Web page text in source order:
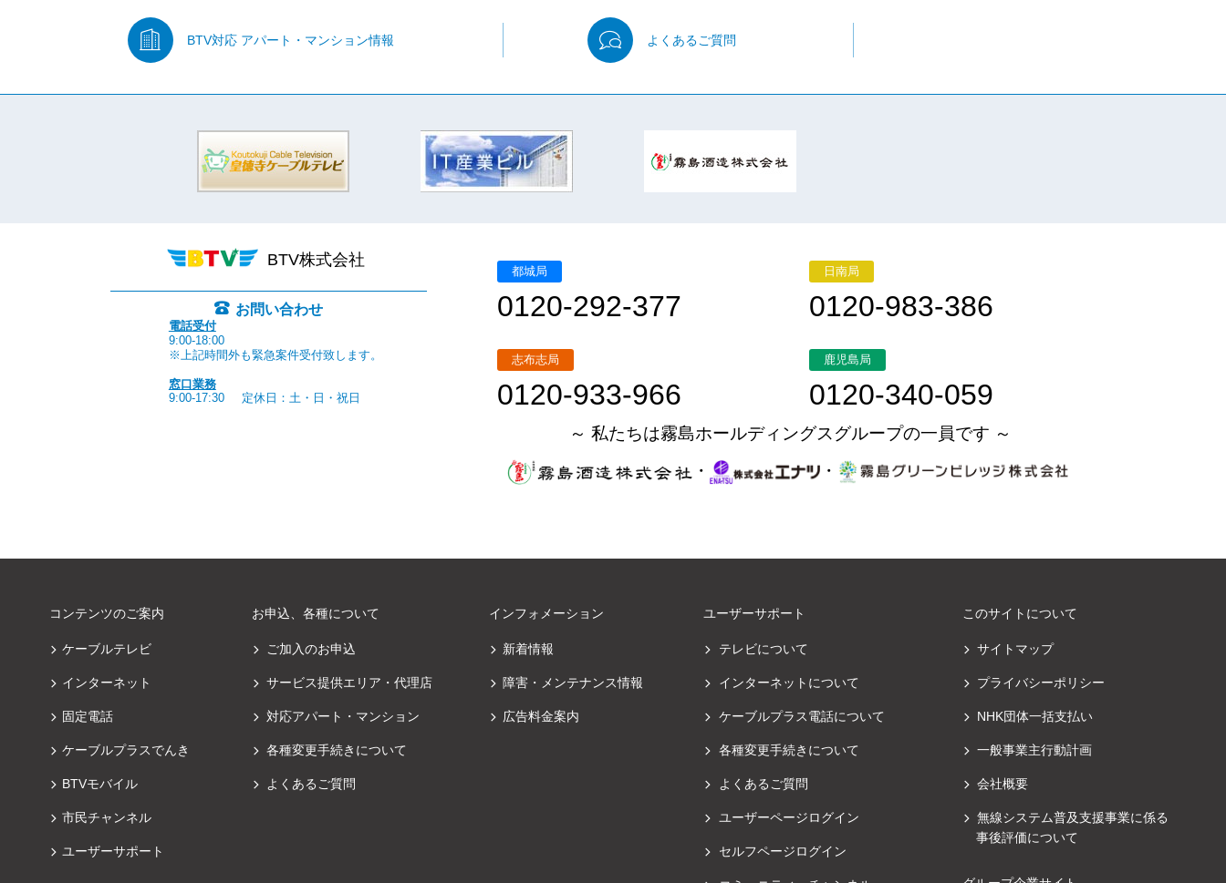
BTV対応 アパート・マンション情報 よくあるご質問
BTV株式会社
お問い合わせ
電話受付
9:00-18:00
※上記時間外も緊急案件受付致します。
窓口業務
9:00-17:30
定休日：土・日・祝日
都城局
0120-292-377
日南局
0120-983-386
志布志局
0120-933-966
鹿児島局
0120-340-059
～ 私たちは霧島ホールディングスグループの一員です ～
・
・
コンテンツのご案内
ケーブルテレビ
インターネット
固定電話
ケーブルプラスでんき
BTVモバイル
市民チャンネル
ユーザーサポート
お申込、各種について
ご加入のお申込
サービス提供エリア・代理店
対応アパート・マンション
各種変更手続きについて
よくあるご質問
インフォメーション
新着情報
障害・メンテナンス情報
広告料金案内
ユーザーサポート
テレビについて
インターネットについて
ケーブルプラス電話について
各種変更手続きについて
よくあるご質問
ユーザーページログイン
セルフページログイン
このサイトについて
サイトマップ
プライバシーポリシー
NHK団体一括支払い
一般事業主行動計画
会社概要
無線システム普及支援事業に係る
事後評価について